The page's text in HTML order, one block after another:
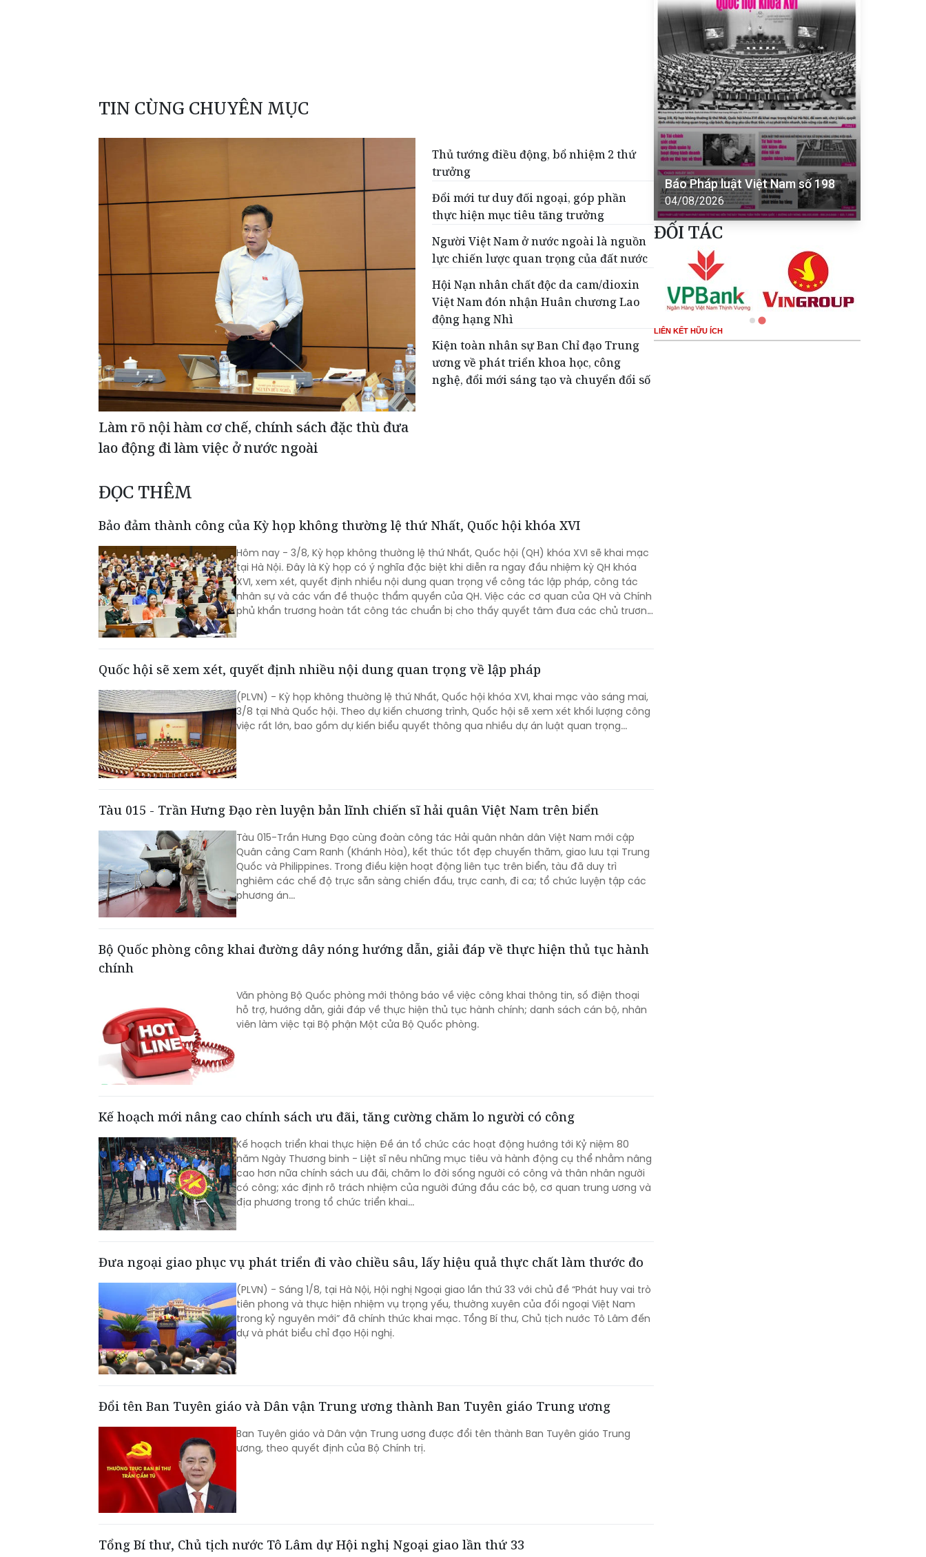
TIN CÙNG CHUYÊN MỤC
Làm rõ nội hàm cơ chế, chính sách đặc thù đưa
lao động đi làm việc ở nước ngoài
Thủ tướng điều động, bổ nhiệm 2 thứ
trưởng
Đổi mới tư duy đối ngoại, góp phần
thực hiện mục tiêu tăng trưởng
Người Việt Nam ở nước ngoài là nguồn
lực chiến lược quan trọng của đất nước
Hội Nạn nhân chất độc da cam/dioxin
Việt Nam đón nhận Huân chương Lao
động hạng Nhì
Kiện toàn nhân sự Ban Chỉ đạo Trung
ương về phát triển khoa học, công
nghệ, đổi mới sáng tạo và chuyển đổi số
ĐỌC THÊM
Bảo đảm thành công của Kỳ họp không thường lệ thứ Nhất, Quốc hội khóa XVI
Hôm nay - 3/8, Kỳ họp không thường lệ thứ Nhất, Quốc hội (QH) khóa XVI sẽ khai mạc
tại Hà Nội. Đây là Kỳ họp có ý nghĩa đặc biệt khi diễn ra ngay đầu nhiệm kỳ QH khóa
XVI, xem xét, quyết định nhiều nội dung quan trọng về công tác lập pháp, công tác
nhân sự và các vấn đề thuộc thẩm quyền của QH. Việc các cơ quan của QH và Chính
phủ khẩn trương hoàn tất công tác chuẩn bị cho thấy quyết tâm đưa các chủ trương
Quốc hội sẽ xem xét, quyết định nhiều nội dung quan trọng về lập pháp
(PLVN) - Kỳ họp không thường lệ thứ Nhất, Quốc hội khóa XVI, khai mạc vào sáng mai,
3/8 tại Nhà Quốc hội. Theo dự kiến chương trình, Quốc hội sẽ xem xét khối lượng công
việc rất lớn, bao gồm dự kiến biểu quyết thông qua nhiều dự án luật quan trọng...
Tàu 015 - Trần Hưng Đạo rèn luyện bản lĩnh chiến sĩ hải quân Việt Nam trên biển
Tàu 015-Trần Hưng Đạo cùng đoàn công tác Hải quân nhân dân Việt Nam mới cập
Quân cảng Cam Ranh (Khánh Hòa), kết thúc tốt đẹp chuyến thăm, giao lưu tại Trung
Quốc và Philippines. Trong điều kiện hoạt động liên tục trên biển, tàu đã duy trì
nghiêm các chế độ trực sẵn sàng chiến đấu, trực canh, đi ca; tổ chức luyện tập các
phương án...
Bộ Quốc phòng công khai đường dây nóng hướng dẫn, giải đáp về thực hiện thủ tục hành
chính
Văn phòng Bộ Quốc phòng mới thông báo về việc công khai thông tin, số điện thoại
hỗ trợ, hướng dẫn, giải đáp về thực hiện thủ tục hành chính; danh sách cán bộ, nhân
viên làm việc tại Bộ phận Một cửa Bộ Quốc phòng.
Kế hoạch mới nâng cao chính sách ưu đãi, tăng cường chăm lo người có công
Kế hoạch triển khai thực hiện Đề án tổ chức các hoạt động hướng tới Kỷ niệm 80
năm Ngày Thương binh - Liệt sĩ nêu những mục tiêu và hành động cụ thể nhằm nâng
cao hơn nữa chính sách ưu đãi, chăm lo đời sống người có công và thân nhân người
có công; xác định rõ trách nhiệm của người đứng đầu các bộ, cơ quan trung ương và
địa phương trong tổ chức triển khai...
Đưa ngoại giao phục vụ phát triển đi vào chiều sâu, lấy hiệu quả thực chất làm thước đo
(PLVN) - Sáng 1/8, tại Hà Nội, Hội nghị Ngoại giao lần thứ 33 với chủ đề “Phát huy vai trò
tiên phong và thực hiện nhiệm vụ trọng yếu, thường xuyên của đối ngoại Việt Nam
trong kỷ nguyên mới” đã chính thức khai mạc. Tổng Bí thư, Chủ tịch nước Tô Lâm đến
dự và phát biểu chỉ đạo Hội nghị.
Đổi tên Ban Tuyên giáo và Dân vận Trung ương thành Ban Tuyên giáo Trung ương
Ban Tuyên giáo và Dân vận Trung uơng được đổi tên thành Ban Tuyên giáo Trung
ương, theo quyết định của Bộ Chính trị.
Tổng Bí thư, Chủ tịch nước Tô Lâm dự Hội nghị Ngoại giao lần thứ 33
Báo Pháp luật Việt Nam số 198
04/08/2026
ĐỐI TÁC
LIÊN KẾT HỮU ÍCH